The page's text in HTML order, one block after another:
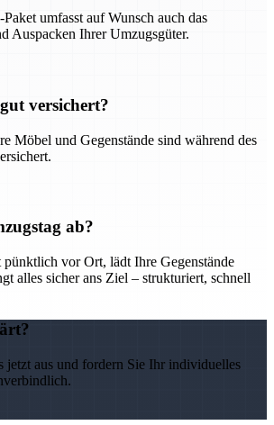
umfasst auf Wunsch auch das
Auspacken Ihrer Umzugsgüter.
versichert?
Möbel und Gegenstände sind während des
ab?
pünktlich vor Ort, lädt Ihre Gegenstände
alles sicher ans Ziel – strukturiert, schnell
jetzt aus und fordern Sie Ihr individuelles